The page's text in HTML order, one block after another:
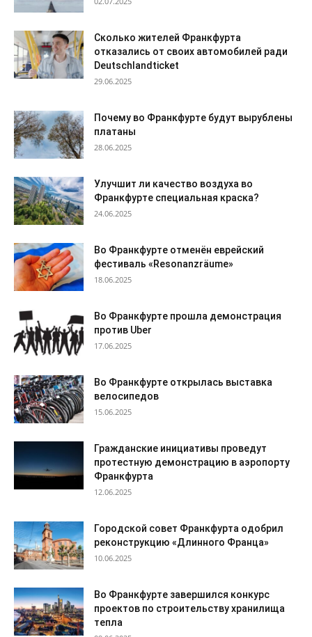
Сколько жителей Франкфурта
отказались от своих автомобилей ради
Deutschlandticket
29.06.2025
Почему во Франкфурте будут вырублены
платаны
28.06.2025
Улучшит ли качество воздуха во
Франкфурте специальная краска?
24.06.2025
Во Франкфурте отменён еврейский
фестиваль «Resonanzräume»
18.06.2025
Во Франкфурте прошла демонстрация
против Uber
17.06.2025
Во Франкфурте открылась выставка
велосипедов
15.06.2025
Гражданские инициативы проведут
протестную демонстрацию в аэропорту
Франкфурта
12.06.2025
Городской совет Франкфурта одобрил
реконструкцию «Длинного Франца»
10.06.2025
Во Франкфурте завершился конкурс
проектов по строительству хранилища
тепла